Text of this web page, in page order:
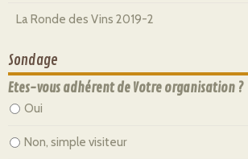
La Ronde des Vins 2019-2
Sondage
Etes-vous adhérent de Votre organisation ?
Oui
Non, simple visiteur